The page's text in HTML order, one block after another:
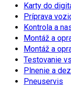
Karty do
Príprava
Kontrola a
Montáž a
Montáž a
Testovanie
Plnenie a
Pneuservis